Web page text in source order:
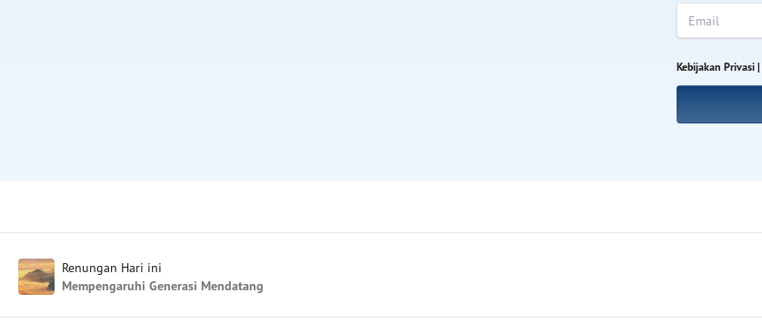
Email
Kebijakan Privasi |
Renungan Hari ini
Mempengaruhi Generasi Mendatang